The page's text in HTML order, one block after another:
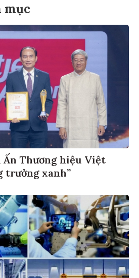
mục
Ấn Thương hiệu Việt
trưởng xanh”